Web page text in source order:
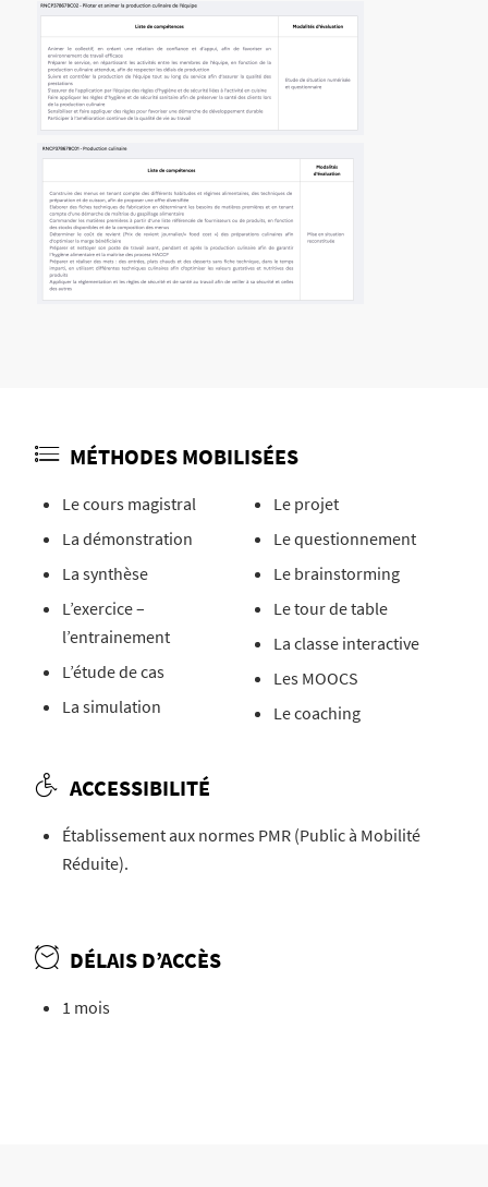
MÉTHODES MOBILISÉES
Le cours magistral
La démonstration
La synthèse
L’exercice –
l’entrainement
L’étude de cas
La simulation
Le projet
Le questionnement
Le brainstorming
Le tour de table
La classe interactive
Les MOOCS
Le coaching
ACCESSIBILITÉ
Établissement aux normes PMR (Public à Mobilité
Réduite).
DÉLAIS D’ACCÈS
1 mois